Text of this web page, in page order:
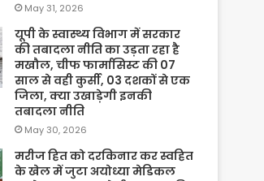
May 31, 2026
यूपी के स्वास्थ्य विभाग में सरकार
की तबादला नीति का उड़ता रहा है
मखौल, चीफ फार्मासिस्ट की 07
साल से वही कुर्सी, 03 दशकों से एक
जिला, क्या उखाड़ेगी इनकी
तबादला नीति
May 30, 2026
मरीज हित को दरकिनार कर स्वहित
के खेल में जुटा अयोध्या मेडिकल